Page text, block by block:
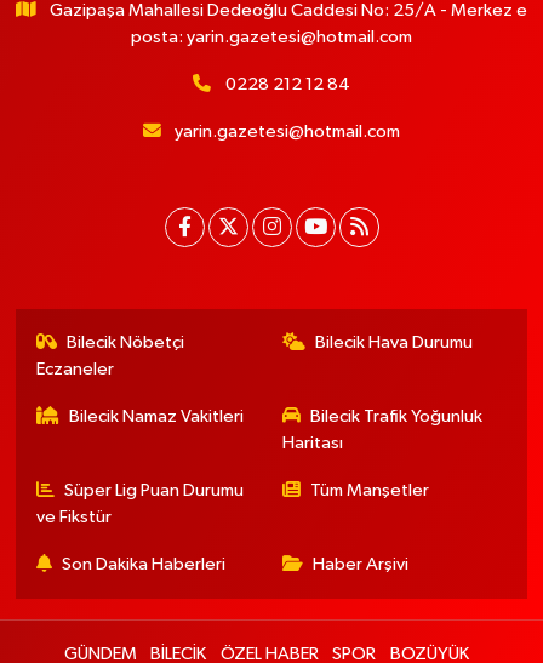
Gazipaşa Mahallesi Dedeoğlu Caddesi No: 25/A - Merkez e
posta: yarin.gazetesi@hotmail.com
0228 212 12 84
yarin.gazetesi@hotmail.com
Bilecik Nöbetçi
Eczaneler
Bilecik Hava Durumu
Bilecik Namaz Vakitleri
Bilecik Trafik Yoğunluk
Haritası
Süper Lig Puan Durumu
ve Fikstür
Tüm Manşetler
Son Dakika Haberleri Haber Arşivi
GÜNDEM BİLECİK ÖZEL HABER SPOR BOZÜYÜK